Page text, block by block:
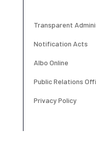
Transparent
Notification Acts
Albo Online
Public Relations
Privacy Policy